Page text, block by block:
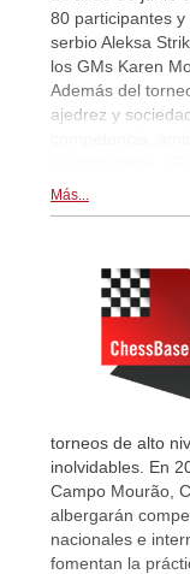
80 participantes y
serbio Aleksa
los GMs Karen
Además del
ajedrez y
Más...
torneos de alto
inolvidables. En
Campo Mourão,
albergarán
nacionales e
fomentan la